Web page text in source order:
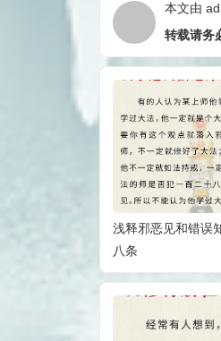
本文由
转载请务
浅释邪恶见和错误
八条